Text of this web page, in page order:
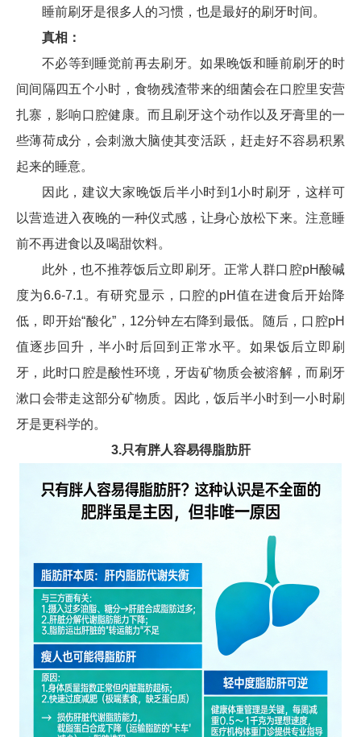
睡前刷牙是很多人的习惯，也是最好的刷牙时间。
真相：
不必等到睡觉前再去刷牙。如果晚饭和睡前刷牙的时
间间隔四五个小时，食物残渣带来的细菌会在口腔里安营
扎寨，影响口腔健康。而且刷牙这个动作以及牙膏里的一
些薄荷成分，会刺激大脑使其变活跃，赶走好不容易积累
起来的睡意。
因此，建议大家晚饭后半小时到1小时刷牙，这样可
以营造进入夜晚的一种仪式感，让身心放松下来。注意睡
前不再进食以及喝甜饮料。
此外，也不推荐饭后立即刷牙。正常人群口腔pH酸碱
度为6.6-7.1。有研究显示，口腔的pH值在进食后开始降
低，即开始“酸化”，12分钟左右降到最低。随后，口腔pH
值逐步回升，半小时后回到正常水平。如果饭后立即刷
牙，此时口腔是酸性环境，牙齿矿物质会被溶解，而刷牙
漱口会带走这部分矿物质。因此，饭后半小时到一小时刷
牙是更科学的。
3.只有胖人容易得脂肪肝